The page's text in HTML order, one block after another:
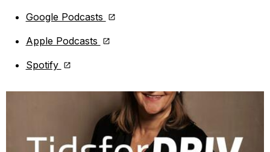
Google Podcasts
Apple Podcasts
Spotify